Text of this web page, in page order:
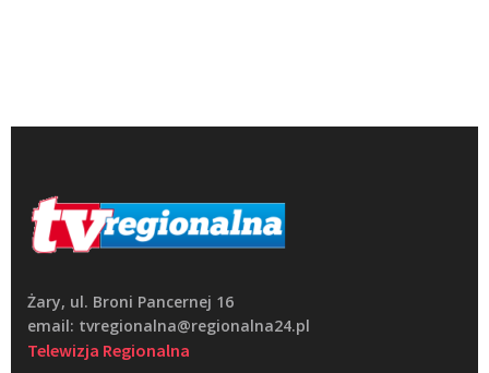
Żary, ul. Broni Pancernej 16
email: tvregionalna@regionalna24.pl
Telewizja Regionalna